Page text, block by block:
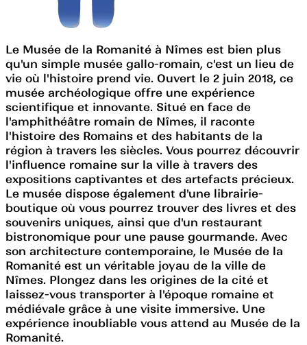
Le Musée de la Romanité à Nîmes est bien plus
qu'un simple musée gallo-romain, c'est un lieu de
vie où l'histoire prend vie. Ouvert le 2 juin 2018, ce
musée archéologique offre une expérience
scientifique et innovante. Situé en face de
l'amphithéâtre romain de Nîmes, il raconte
l'histoire des Romains et des habitants de la
région à travers les siècles. Vous pourrez découvrir
l'influence romaine sur la ville à travers des
expositions captivantes et des artefacts précieux.
Le musée dispose également d'une librairie-
boutique où vous pourrez trouver des livres et des
souvenirs uniques, ainsi que d'un restaurant
bistronomique pour une pause gourmande. Avec
son architecture contemporaine, le Musée de la
Romanité est un véritable joyau de la ville de
Nîmes. Plongez dans les origines de la cité et
laissez-vous transporter à l'époque romaine et
médiévale grâce à une visite immersive. Une
expérience inoubliable vous attend au Musée de la
Romanité.